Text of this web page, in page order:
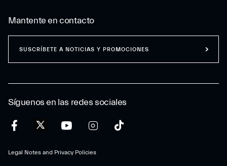
Síguenos en las redes sociales
Legal Notes and Privacy Policies
Mantente en contacto
SUSCRÍBETE A NOTICIAS Y PROMOCIONES